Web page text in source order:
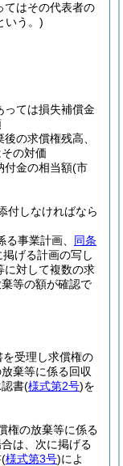
てはその代表者の
いう。)
っては損失補償金
の求償権残高、
の対価
付金の相当額(市
付しなければなら
事業計画、 同条
掲げる計画の写し
に対して複数の求
等の額が確認で
受理し求償権の
棄等に係る回収
書(様式第2号)を
権の放棄等に係る
は、次に掲げる
(様式第3号)によ